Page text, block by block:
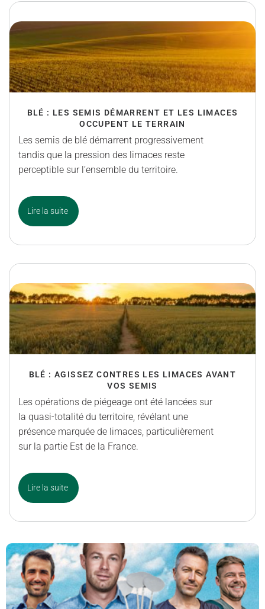
BLÉ : LES SEMIS DÉMARRENT ET LES LIMACES
OCCUPENT LE TERRAIN
Les semis de blé démarrent progressivement
tandis que la pression des limaces reste
perceptible sur l’ensemble du territoire.
Lire la suite
BLÉ : AGISSEZ CONTRES LES LIMACES AVANT
VOS SEMIS
Les opérations de piégeage ont été lancées sur
la quasi-totalité du territoire, révélant une
présence marquée de limaces, particulièrement
sur la partie Est de la France.
Lire la suite